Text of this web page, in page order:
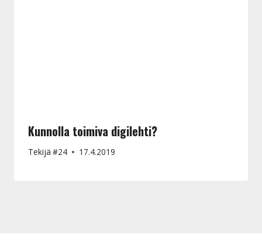
Kunnolla toimiva digilehti?
Tekijä #24 17.4.2019